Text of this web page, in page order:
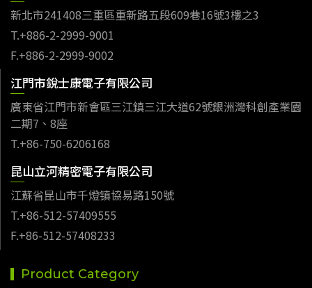
新北市241408三重區重新路五段609巷16號3樓之3
T.+886-2-2999-9001
F.+886-2-2999-9002
江門市銳士康電子有限公司
廣東省江門市新會區三江鎮三江大道62號銀洲灣科創產業園
二期7、8座
T.+86-750-6206168
昆山立河精密電子有限公司
江蘇省昆山市千燈镇協易路150號
T.+86-512-57409555
F.+86-512-57408233
Product Category